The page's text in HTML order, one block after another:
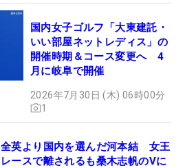
国内女子ゴルフ「大東建託・
いい部屋ネットレディス」の
開催時期＆コース変更へ 4
月に岐阜で開催
2026年7月30日 (木) 06時00分
1
全英より国内を選んだ河本結 女王
レースで離されるも桑木志帆のVに